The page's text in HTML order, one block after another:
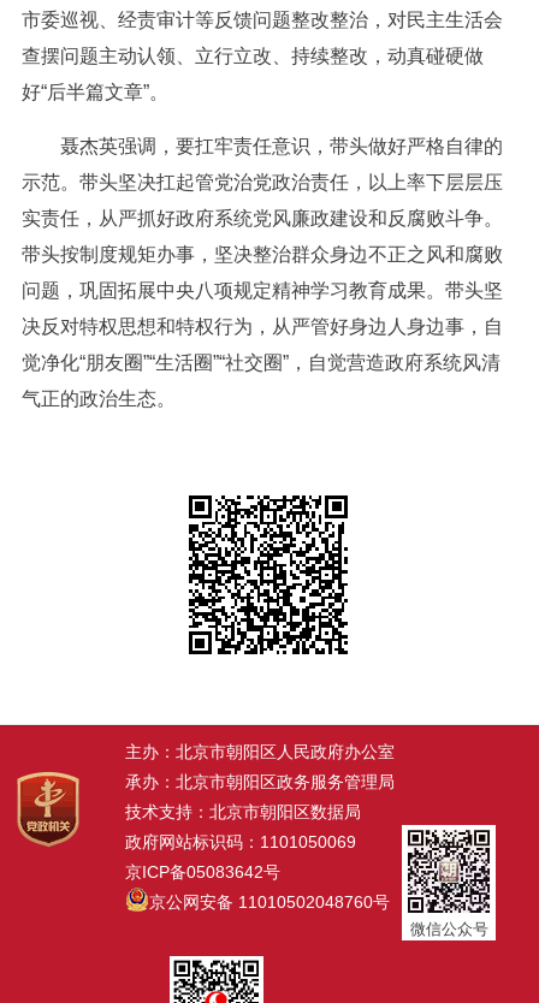
市委巡视、经责审计等反馈问题整改整治，对民主生活会
查摆问题主动认领、立行立改、持续整改，动真碰硬做
好“后半篇文章”。
聂杰英强调，要扛牢责任意识，带头做好严格自律的
示范。带头坚决扛起管党治党政治责任，以上率下层层压
实责任，从严抓好政府系统党风廉政建设和反腐败斗争。
带头按制度规矩办事，坚决整治群众身边不正之风和腐败
问题，巩固拓展中央八项规定精神学习教育成果。带头坚
决反对特权思想和特权行为，从严管好身边人身边事，自
觉净化“朋友圈”“生活圈”“社交圈”，自觉营造政府系统风清
气正的政治生态。
主办：北京市朝阳区人民政府办公室
承办：北京市朝阳区政务服务管理局
技术支持：北京市朝阳区数据局
政府网站标识码：1101050069
京ICP备05083642号
京公网安备 11010502048760号
微信公众号